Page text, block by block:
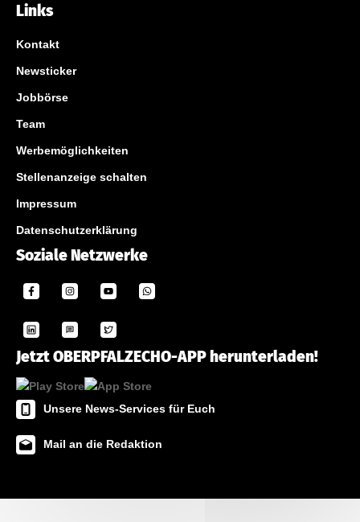
Links
Kontakt
Newsticker
Jobbörse
Team
Werbemöglichkeiten
Stellenanzeige schalten
Impressum
Datenschutzerklärung
Soziale Netzwerke
Jetzt OBERPFALZECHO-APP herunterladen!
Unsere News-Services für Euch
Mail an die Redaktion